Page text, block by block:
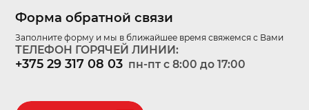
Форма обратной связи
Заполните форму и мы в ближайшее время свяжемся с Вами
ТЕЛЕФОН ГОРЯЧЕЙ ЛИНИИ:
+375 29 317 08 03 пн-пт c 8:00 до 17:00